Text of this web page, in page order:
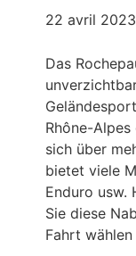
22 avril 2023
Das
Rhône-
sich über
bietet viele
Enduro usw.
Sie diese
Fahrt